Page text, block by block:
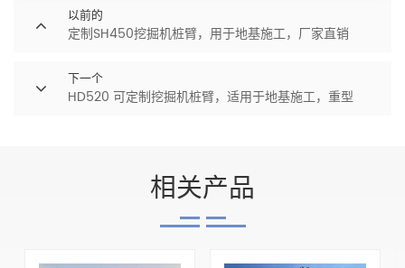
以前的
定制SH450挖掘机桩臂，用于地基施工，厂家直销
下一个
HD520 可定制挖掘机桩臂，适用于地基施工，重型
相关产品